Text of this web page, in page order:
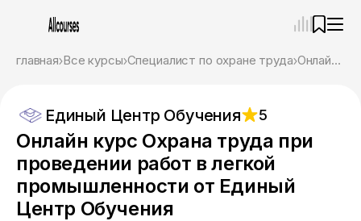
главная Все курсы Специалист по охране труда Онлайн курс Охрана труда при проведении работ в легкой промышленности от Единый Центр Обучения
Единый Центр Обучения 5
Онлайн курс Охрана труда при
проведении работ в легкой
промышленности от Единый
Центр Обучения
Привет! Я Ваш карьерный навигатор. Подберу
курсы, которые соответствует именно вашим
целям.
Пожалуйста, ответьте на несколько вопросов,
чтобы начать.
Приступим?